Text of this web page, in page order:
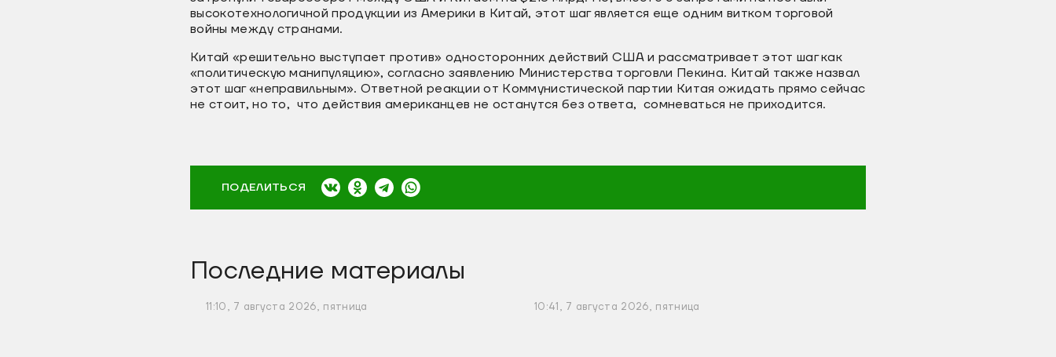
высокотехнологичной продукции из Америки в Китай, этот шаг является еще одним витком торговой
войны между странами.
Китай «решительно выступает против» односторонних действий США и рассматривает этот шаг как
«политическую манипуляцию», согласно заявлению Министерства торговли Пекина. Китай также назвал
этот шаг «неправильным». Ответной реакции от Коммунистической партии Китая ожидать прямо сейчас
не стоит, но то, что действия американцев не останутся без ответа, сомневаться не приходится.
ПОДЕЛИТЬСЯ
Последние материалы
11:10, 7 августа 2026, пятница 10:41, 7 августа 2026, пятница